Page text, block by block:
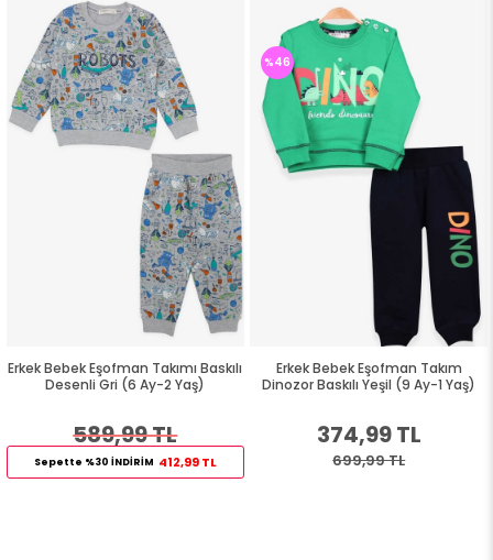
Erkek Bebek Eşofman Takımı Baskılı
Desenli Gri (6 Ay-2 Yaş)
589,99 TL
Sepette %30 İNDİRİM 412,99 TL
Erkek Bebek Eşofman Takım
Dinozor Baskılı Yeşil (9 Ay-1 Yaş)
374,99 TL
699,99 TL
%46